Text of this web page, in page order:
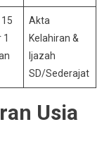
1
Akta
Kelahiran &
Ijazah
SD/Sederajat
Usia